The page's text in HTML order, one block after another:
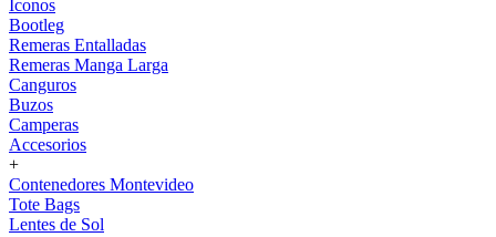
Iconos
Bootleg
Remeras Entalladas
Remeras Manga Larga
Canguros
Buzos
Camperas
Accesorios
+
Contenedores Montevideo
Tote Bags
Lentes de Sol